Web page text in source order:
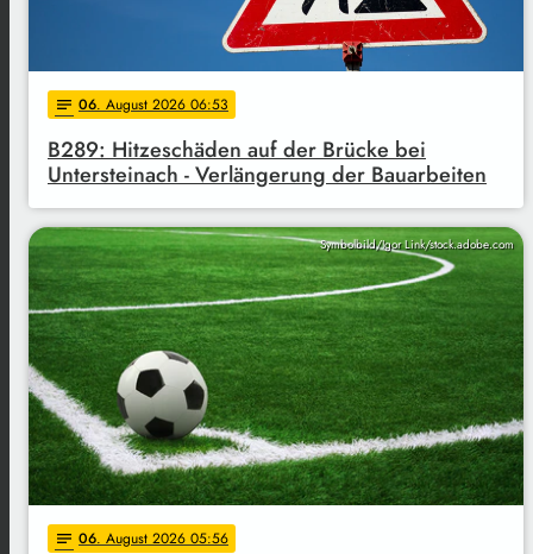
notes 06. August 2026 06:53
B289: Hitzeschäden auf der Brücke bei
Untersteinach - Verlängerung der Bauarbeiten
Symbolbild/Igor Link/stock.adobe.com
notes 06. August 2026 05:56